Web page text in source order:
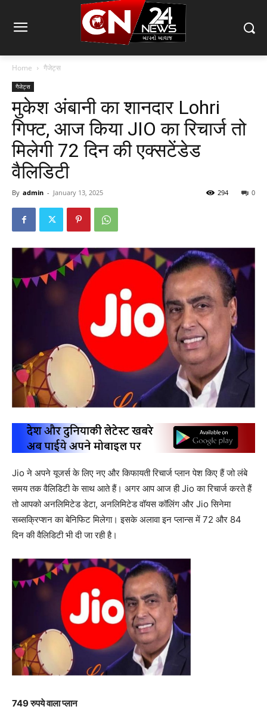
Home गैजेट्स
गैजेट्स
मुकेश अंबानी का शानदार Lohri
गिफ्ट, आज किया JIO का रिचार्ज तो
मिलेगी 72 दिन की एक्सटेंडेड
वैलिडिटी
By admin - January 13, 2025 0
294
Jio ने अपने यूजर्स के लिए नए और किफायती रिचार्ज प्लान पेश किए हैं जो लंबे
समय तक वैलिडिटी के साथ आते हैं। अगर आप आज ही Jio का रिचार्ज करते हैं
तो आपको अनलिमिटेड डेटा, अनलिमिटेड वॉयस कॉलिंग और Jio सिनेमा
सब्सक्रिप्शन का बेनिफिट मिलेगा। इसके अलावा इन प्लान्स में 72 और 84
दिन की वैलिडिटी भी दी जा रही है।
749 रुपये वाला प्लान